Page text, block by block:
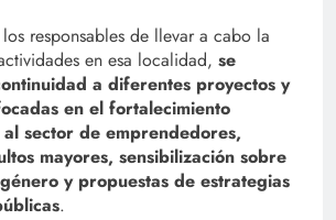
responsables de llevar a cabo la
en esa localidad, se
a diferentes proyectos y
en el fortalecimiento
sector de emprendedores,
mayores, sensibilización sobre
y propuestas de estrategias
.